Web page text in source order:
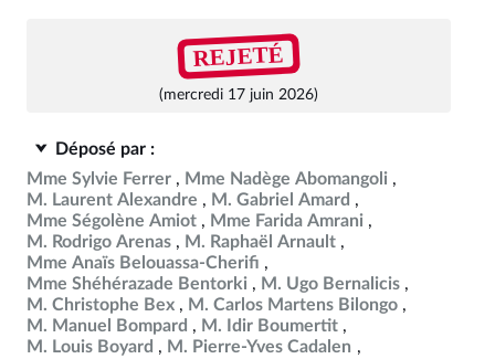
REJETÉ
(mercredi 17 juin 2026)
Déposé par :
Mme Sylvie Ferrer
Mme Nadège Abomangoli
M. Laurent Alexandre
M. Gabriel Amard
Mme Ségolène Amiot
Mme Farida Amrani
M. Rodrigo Arenas
M. Raphaël Arnault
Mme Anaïs Belouassa-Cherifi
Mme Shéhérazade Bentorki
M. Ugo Bernalicis
M. Christophe Bex
M. Carlos Martens Bilongo
M. Manuel Bompard
M. Idir Boumertit
M. Louis Boyard
M. Pierre-Yves Cadalen